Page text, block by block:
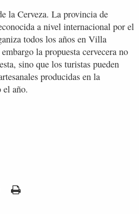
la Cerveza. La provincia de
a nivel internacional por el
todos los años en Villa
la propuesta cervecera no
sino que los turistas pueden
producidas en la
el año.